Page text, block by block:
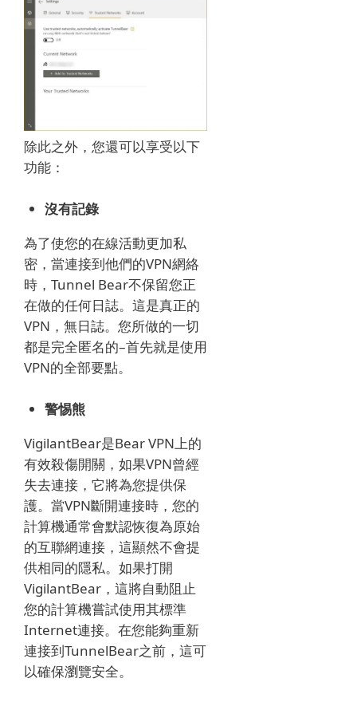
除此之外，您還可以享受以下
功能：
沒有記錄
為了使您的在線活動更加私
密，當連接到他們的VPN網絡
時，Tunnel Bear不保留您正
在做的任何日誌。 這是真正的
VPN，無日誌。 您所做的一切
都是完全匿名的–首先就是使用
VPN的全部要點。
警惕熊
VigilantBear是Bear VPN上的
有效殺傷開關，如果VPN曾經
失去連接，它將為您提供保
護。 當VPN斷開連接時，您的
計算機通常會默認恢復為原始
的互聯網連接，這顯然不會提
供相同的隱私。 如果打開
VigilantBear，這將自動阻止
您的計算機嘗試使用其標準
Internet連接。 在您能夠重新
連接到TunnelBear之前，這可
以確保瀏覽安全。